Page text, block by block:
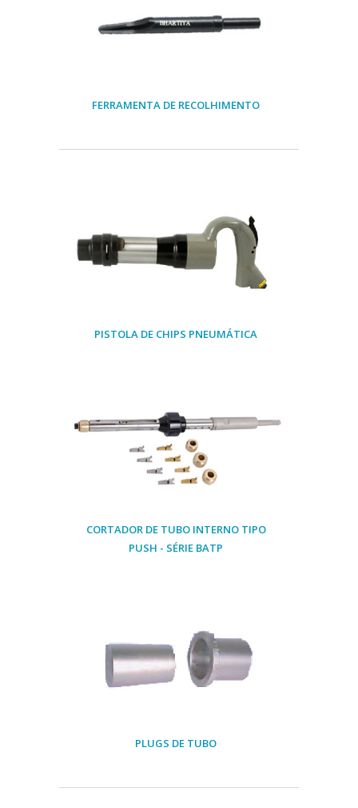
FERRAMENTA DE RECOLHIMENTO
PISTOLA DE CHIPS PNEUMÁTICA
CORTADOR DE TUBO INTERNO TIPO
PUSH - SÉRIE BATP
PLUGS DE TUBO